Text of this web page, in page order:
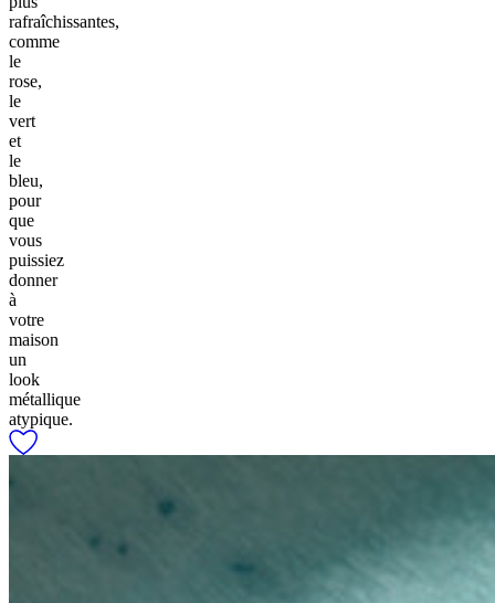
rafraîchissantes,
comme
le
rose,
le
vert
et
le
bleu,
pour
que
vous
puissiez
donner
à
votre
maison
un
look
métallique
atypique.